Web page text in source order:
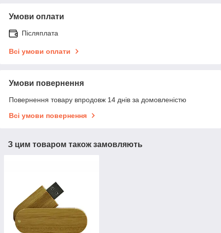
Умови оплати
Післяплата
Всі умови оплати
Умови повернення
Повернення товару впродовж 14 днів за домовленістю
Всі умови повернення
З цим товаром також замовляють